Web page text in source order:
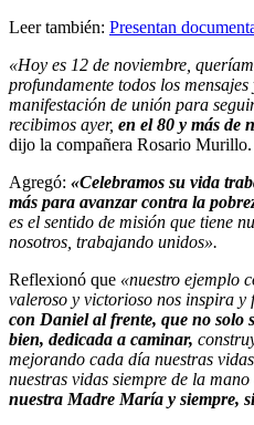
Leer también: Presentan
«Hoy es 12 de noviembre,
profundamente todos los
manifestación de unión para
recibimos ayer, en el 80 y más de
dijo la compañera Rosario Murillo.
Agregó: «Celebramos su vida
más para avanzar contra la
es el sentido de misión que tiene
nosotros, trabajando unidos».
Reflexionó que «nuestro ejemplo
valeroso y victorioso nos inspira y
con Daniel al frente, que no solo
bien, dedicada a caminar,
mejorando cada día nuestras
nuestras vidas siempre de la mano
nuestra Madre María y siempre,